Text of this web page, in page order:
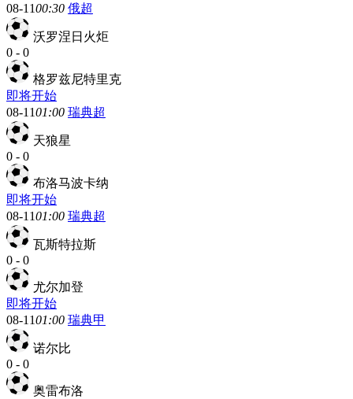
08-1100:30 俄超
沃罗涅日火炬
0 - 0
格罗兹尼特里克
即将开始
08-1101:00 瑞典超
天狼星
0 - 0
布洛马波卡纳
即将开始
08-1101:00 瑞典超
瓦斯特拉斯
0 - 0
尤尔加登
即将开始
08-1101:00 瑞典甲
诺尔比
0 - 0
奥雷布洛